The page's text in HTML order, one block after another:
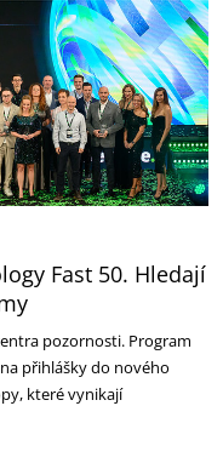
Fast 50. Hledají
pozornosti. Program
přihlášky do nového
které vynikají